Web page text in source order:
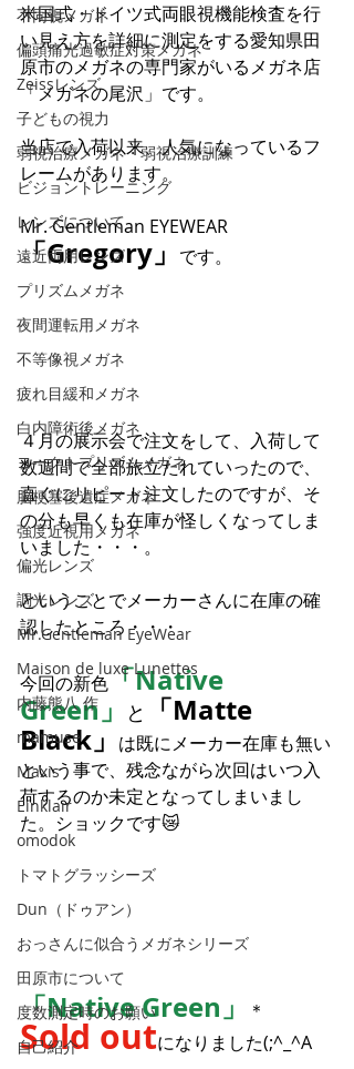
不同視メガネ
偏頭痛光過敏症対策メガネ
Zeissレンズ
子どもの視力
弱視治療メガネ・弱視治療訓練
ビジョントレーニング
レンズについて
遠近両用レンズ
プリズムメガネ
夜間運転用メガネ
不等像視メガネ
疲れ目緩和メガネ
白内障術後メガネ
ヨークトプリズムメガネ
脳梗塞後遺症メガネ
強度近視用メガネ
偏光レンズ
調光レンズ
Mr.Gentleman EyeWear
Maison de luxe Lunettes
内藤熊八 作
mamuse
Maxis
Einklair
omodok
トマトグラッシーズ
Dun（ドゥアン）
おっさんに似合うメガネシリーズ
田原市について
度数測定時のお願い
自己紹介
米国式・ドイツ式両眼視機能検査を行
い見え方を詳細に測定をする愛知県田
原市のメガネの専門家がいるメガネ店
「メガネの尾沢」です。
当店で入荷以来、人気になっているフ
レームがあります。
Mr. Gentleman EYEWEAR
「Gregory」 です。
４月の展示会で注文をして、入荷して
数週間で全部旅立たれていったので、
直ぐにリピート注文したのですが、そ
の分も早くも在庫が怪しくなってしま
いました・・・。
ということでメーカーさんに在庫の確
認したところ・・・
今回の新色「Native
Green」 と 「Matte
Black」
は既にメーカー在庫も無い
という事で、残念ながら次回はいつ入
荷するのか未定となってしまいまし
た。ショックです😿
「Native Green」 ＊
Sold outになりました(;^_^A